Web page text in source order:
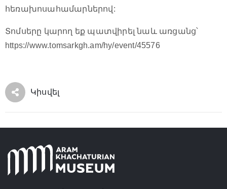
հեռախոսահամարներով:
Տոմսերը կարող եք պատվիրել նաև առցանց՝
https://www.tomsarkgh.am/hy/event/45576
Կիսվել